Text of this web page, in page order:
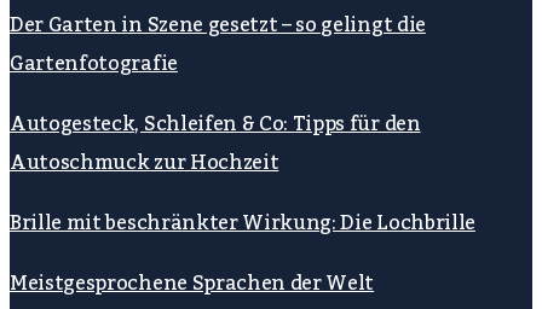
Der Garten in Szene gesetzt – so gelingt die
Gartenfotografie
Autogesteck, Schleifen & Co: Tipps für den
Autoschmuck zur Hochzeit
Brille mit beschränkter Wirkung: Die Lochbrille
Meistgesprochene Sprachen der Welt